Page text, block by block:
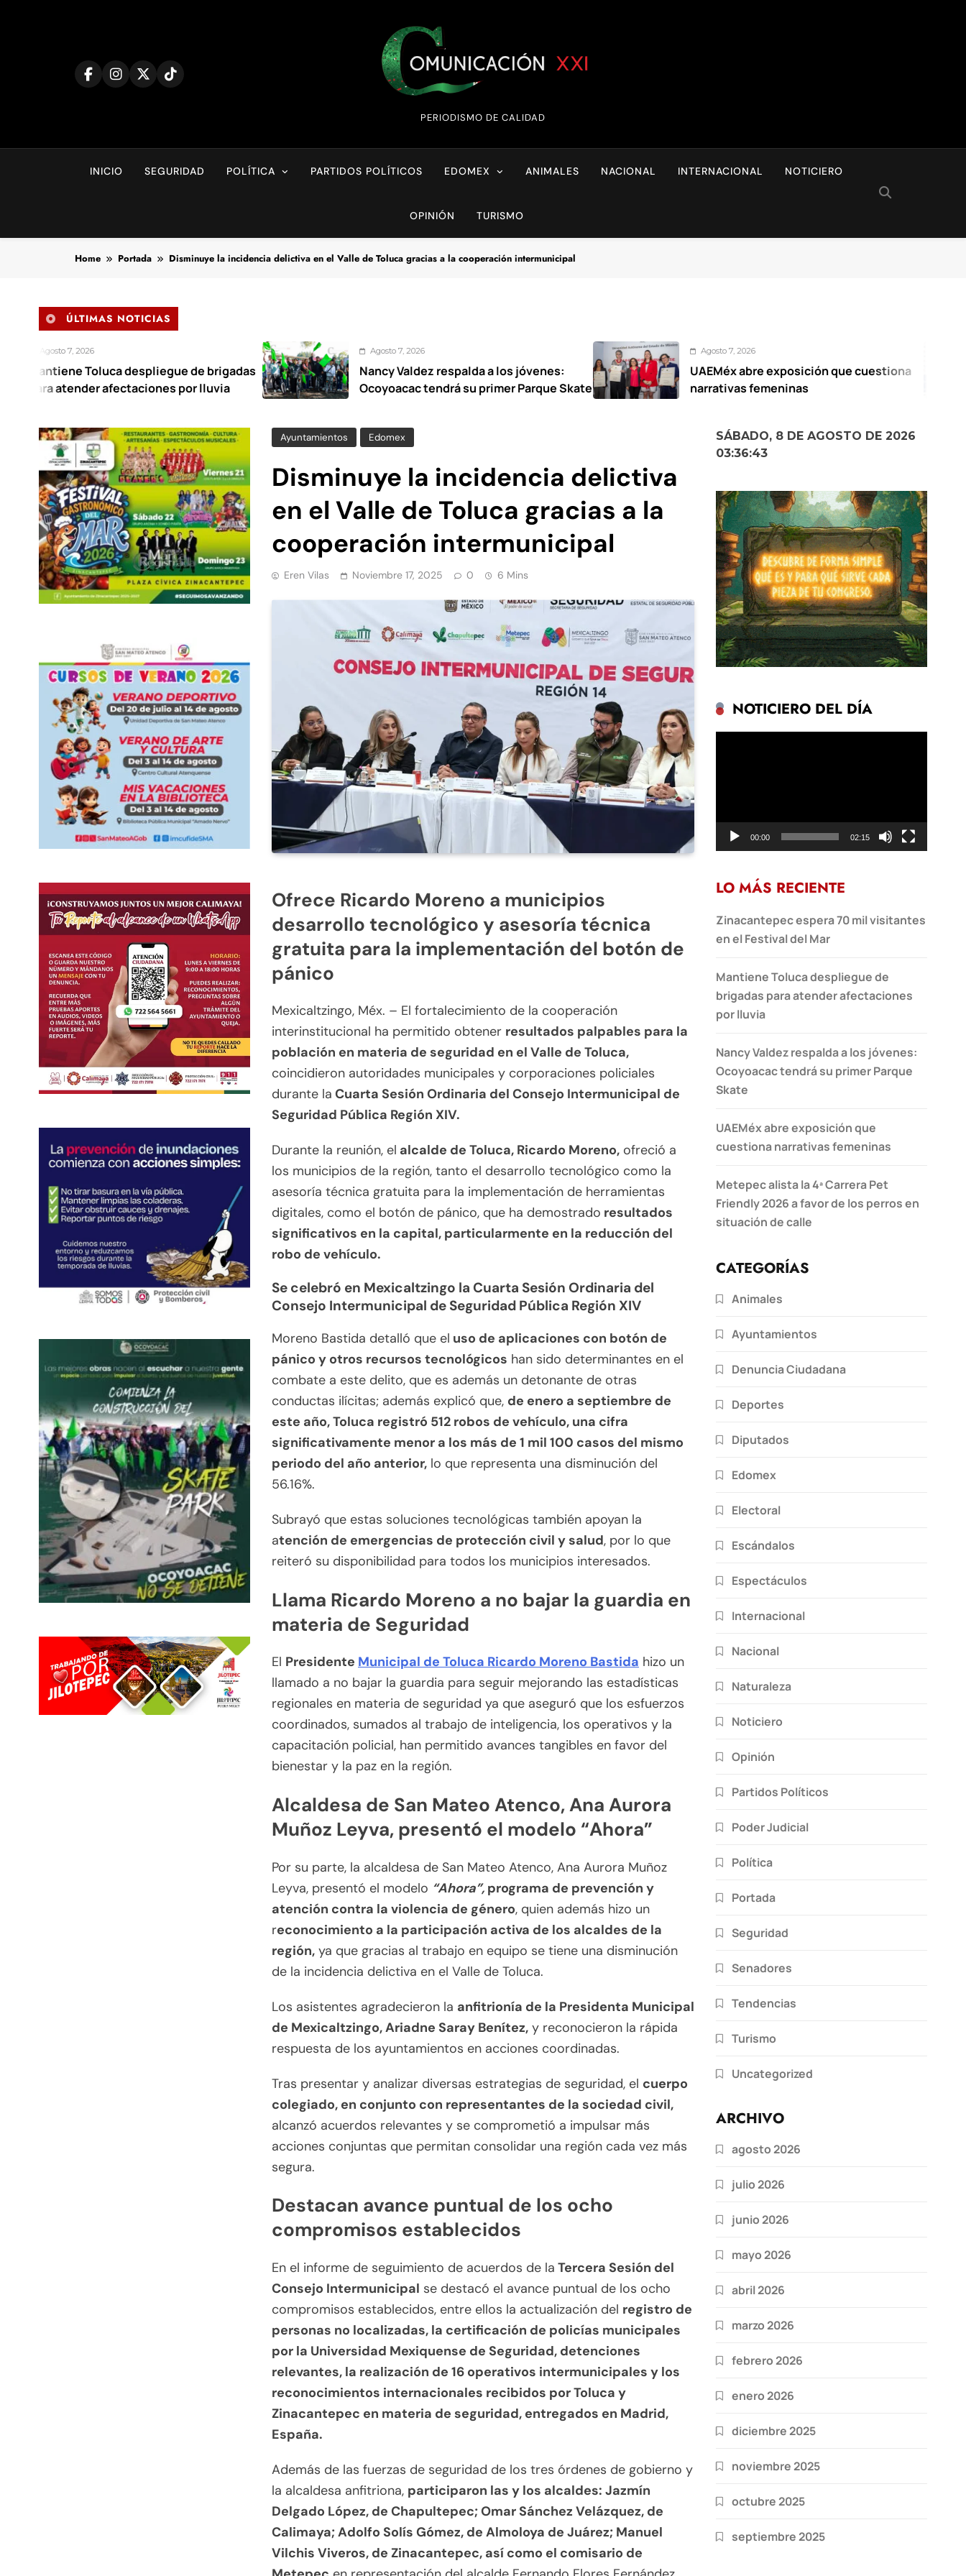
Comunicación XXI
PERIODISMO DE CALIDAD
INICIO SEGURIDAD POLÍTICA PARTIDOS POLÍTICOS EDOMEX ANIMALES NACIONAL INTERNACIONAL NOTICIERO
OPINIÓN TURISMO
Home Portada Disminuye la incidencia delictiva en el Valle de Toluca gracias a la cooperación intermunicipal
ÚLTIMAS NOTICIAS
despliegue de brigadas
afectaciones por lluvia
Agosto 7, 2026
Nancy Valdez respalda a los jóvenes:
Ocoyoacac tendrá su primer Parque Skate
Agosto 7, 2026
UAEMéx abre exposición que cuestiona
narrativas femeninas
Ayuntamientos Edomex
Disminuye la incidencia delictiva
en el Valle de Toluca gracias a la
cooperación intermunicipal
Eren Vilas Noviembre 17, 2025 0 6 Mins
Ofrece Ricardo Moreno a municipios
desarrollo tecnológico y asesoría técnica
gratuita para la implementación del botón de
pánico
Mexicaltzingo, Méx. – El fortalecimiento de la cooperación
interinstitucional ha permitido obtener resultados palpables para la
población en materia de seguridad en el Valle de Toluca,
coincidieron autoridades municipales y corporaciones policiales
durante la Cuarta Sesión Ordinaria del Consejo Intermunicipal de
Seguridad Pública Región XIV.
Durante la reunión, el alcalde de Toluca, Ricardo Moreno, ofreció a
los municipios de la región, tanto el desarrollo tecnológico como la
asesoría técnica gratuita para la implementación de herramientas
digitales, como el botón de pánico, que ha demostrado resultados
significativos en la capital, particularmente en la reducción del
robo de vehículo.
Se celebró en Mexicaltzingo la Cuarta Sesión Ordinaria del
Consejo Intermunicipal de Seguridad Pública Región XIV
Moreno Bastida detalló que el uso de aplicaciones con botón de
pánico y otros recursos tecnológicos han sido determinantes en el
combate a este delito, que es además un detonante de otras
conductas ilícitas; además explicó que, de enero a septiembre de
este año, Toluca registró 512 robos de vehículo, una cifra
significativamente menor a los más de 1 mil 100 casos del mismo
periodo del año anterior, lo que representa una disminución del
56.16%.
Subrayó que estas soluciones tecnológicas también apoyan la
atención de emergencias de protección civil y salud, por lo que
reiteró su disponibilidad para todos los municipios interesados.
Llama Ricardo Moreno a no bajar la guardia en
materia de Seguridad
El Presidente Municipal de Toluca Ricardo Moreno Bastida hizo un
llamado a no bajar la guardia para seguir mejorando las estadísticas
regionales en materia de seguridad ya que aseguró que los esfuerzos
coordinados, sumados al trabajo de inteligencia, los operativos y la
capacitación policial, han permitido avances tangibles en favor del
bienestar y la paz en la región.
Alcaldesa de San Mateo Atenco, Ana Aurora
Muñoz Leyva, presentó el modelo “Ahora”
Por su parte, la alcaldesa de San Mateo Atenco, Ana Aurora Muñoz
Leyva, presentó el modelo “Ahora”, programa de prevención y
atención contra la violencia de género, quien además hizo un
reconocimiento a la participación activa de los alcaldes de la
región, ya que gracias al trabajo en equipo se tiene una disminución
de la incidencia delictiva en el Valle de Toluca.
Los asistentes agradecieron la anfitrionía de la Presidenta Municipal
de Mexicaltzingo, Ariadne Saray Benítez, y reconocieron la rápida
respuesta de los ayuntamientos en acciones coordinadas.
Tras presentar y analizar diversas estrategias de seguridad, el cuerpo
colegiado, en conjunto con representantes de la sociedad civil,
alcanzó acuerdos relevantes y se comprometió a impulsar más
acciones conjuntas que permitan consolidar una región cada vez más
segura.
Destacan avance puntual de los ocho
compromisos establecidos
En el informe de seguimiento de acuerdos de la Tercera Sesión del
Consejo Intermunicipal se destacó el avance puntual de los ocho
compromisos establecidos, entre ellos la actualización del registro de
personas no localizadas, la certificación de policías municipales
por la Universidad Mexiquense de Seguridad, detenciones
relevantes, la realización de 16 operativos intermunicipales y los
reconocimientos internacionales recibidos por Toluca y
Zinacantepec en materia de seguridad, entregados en Madrid,
España.
Además de las fuerzas de seguridad de los tres órdenes de gobierno y
la alcaldesa anfitriona, participaron las y los alcaldes: Jazmín
Delgado López, de Chapultepec; Omar Sánchez Velázquez, de
Calimaya; Adolfo Solís Gómez, de Almoloya de Juárez; Manuel
Vilchis Viveros, de Zinacantepec, así como el comisario de
SÁBADO, 8 DE AGOSTO DE 2026
03:36:44
NOTICIERO DEL DÍA
00:00 02:15
LO MÁS RECIENTE
Zinacantepec espera 70 mil visitantes
en el Festival del Mar
Mantiene Toluca despliegue de
brigadas para atender afectaciones
por lluvia
Nancy Valdez respalda a los jóvenes:
Ocoyoacac tendrá su primer Parque
Skate
UAEMéx abre exposición que
cuestiona narrativas femeninas
Metepec alista la 4ª Carrera Pet
Friendly 2026 a favor de los perros en
situación de calle
CATEGORÍAS
Animales
Ayuntamientos
Denuncia Ciudadana
Deportes
Diputados
Edomex
Electoral
Escándalos
Espectáculos
Internacional
Nacional
Naturaleza
Noticiero
Opinión
Partidos Políticos
Poder Judicial
Política
Portada
Seguridad
Senadores
Tendencias
Turismo
Uncategorized
ARCHIVO
agosto 2026
julio 2026
junio 2026
mayo 2026
abril 2026
marzo 2026
febrero 2026
enero 2026
diciembre 2025
noviembre 2025
octubre 2025
septiembre 2025